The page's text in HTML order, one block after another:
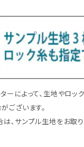
ーによって、生地やロッ
ございます。
、サンプル生地をお取り